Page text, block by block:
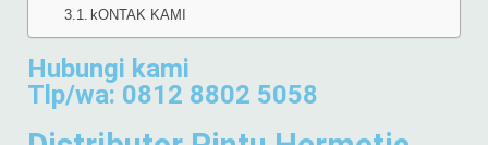
kONTAK KAMI
Hubungi kami
Tlp/wa: 0812 8802 5058